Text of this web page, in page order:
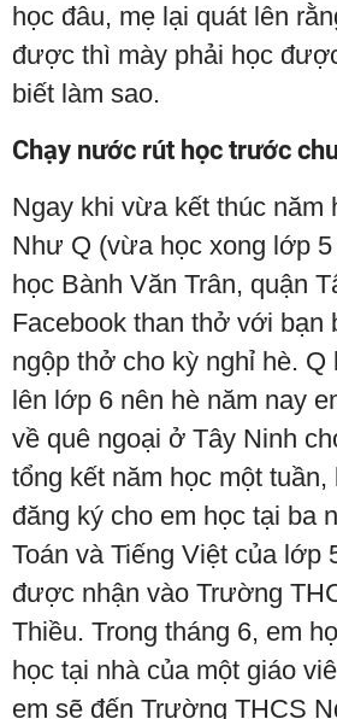
học đâu, mẹ lại quát lên
được thì mày phải học
biết làm sao.
Chạy nước rút học trước
Ngay khi vừa kết thúc năm
Như Q (vừa học xong lớp
học Bành Văn Trân, quận
Facebook than thở với bạn
ngộp thở cho kỳ nghỉ hè. Q
lên lớp 6 nên hè năm nay
về quê ngoại ở Tây Ninh
tổng kết năm học một tuần,
đăng ký cho em học tại ba
Toán và Tiếng Việt của lớp
được nhận vào Trường
Thiều. Trong tháng 6, em
học tại nhà của một giáo
em sẽ đến Trường THCS